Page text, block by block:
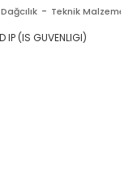
Teknik